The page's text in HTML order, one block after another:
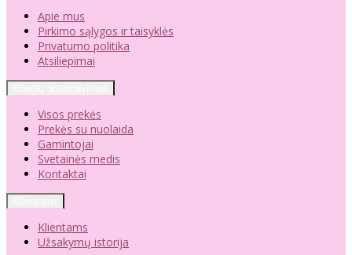
Apie mus
Pirkimo sąlygos ir taisyklės
Privatumo politika
Atsiliepimai
Visos prekės
Prekės su nuolaida
Gamintojai
Svetainės medis
Kontaktai
Klientams
Užsakymų istorija